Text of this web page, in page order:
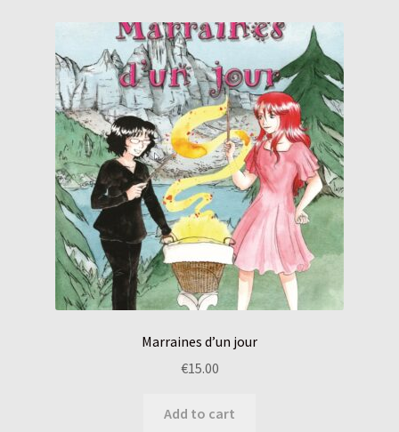
Marraines d’un jour
€15.00
Add to cart